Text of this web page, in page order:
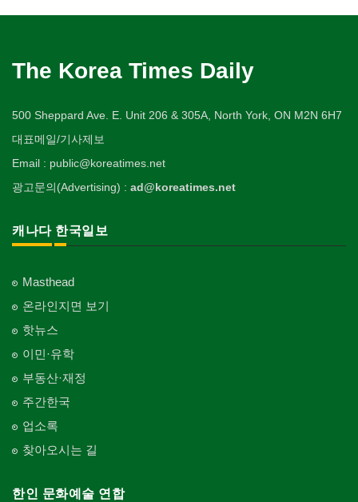
Ophthalmologist
Surgeon
의사-치과
Dentist/Dental Surgeon
의사-가정의
의사-기타
Multi Specialty
의사-정신과
Fashion/Boutique
Blanket
웨딩서비스
Bridal Fashion/Wedding Service
자수
개인지도-서예
개인지도-미술/사진
Private Lesson-Art/Photograph
Private Lesson-Ballet/Dance
Private Lesson-Flower Arrangement
개인지도-기타
보석감정사
인쇄
장의사
직업소개 에이전트
Cleaning
카펫 청소
Carpet Cleaning
판촉물
gifts for events
프랜차이즈
Franchise
Piano Tuning/Sale
스테이징 홈
전기공사/수리
Electric Work
정원공사/조경
Roofing
Curtain/Carpet
Wall Paper/Paint
가라지/그라지/차고
Garage Door
건축 엔지니어
Engineering
Architectural Designer
자동차-판매/리스
자동차-견인
Towing
자동차-청소
Auto Cleaning
운동구/스포츠용품
취미/레저
Hobby/Leisure
태권도/무술
Taekwondo/Martial Arts
Spring Water/Water Purifier
Nursing Home
Sauna
Skin Care
화장품
Cosmetics
피트니스/헬스
Fitness
산후조리서비스
Korean Businessmen's Association
Buddhist Temple
한국일보 본사 및 지국
한국정부기관
Korean Governmental Organization
한인회
Korean Cultural Association
Newspaper/TV/Radio
한국기업 현지법인/지사
Korean Enterprises In Canada
동창회-대학교
Alumni University
동창회-중·고등학교
Alumni Middle·High School
단체-협회
단체-스포츠
Shoe Repair
ETC
아파트
The Korea Times Daily
500 Sheppard Ave. E. Unit 206 & 305A, North York, ON M2N 6H7
대표메일/기사제보
Email : public@koreatimes.net
광고문의(Advertising) : ad@koreatimes.net
캐나다 한국일보
Masthead
온라인지면 보기
핫뉴스
이민·유학
부동산·재정
주간한국
업소록
찾아오시는 길
한인 문화예술 연합